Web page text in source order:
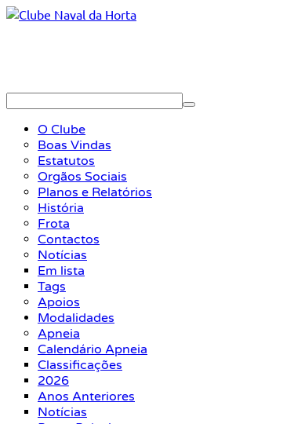
O Clube
Boas Vindas
Estatutos
Orgãos Sociais
Planos e Relatórios
História
Frota
Contactos
Notícias
Em lista
Tags
Apoios
Modalidades
Apneia
Calendário Apneia
Classificações
2026
Anos Anteriores
Notícias